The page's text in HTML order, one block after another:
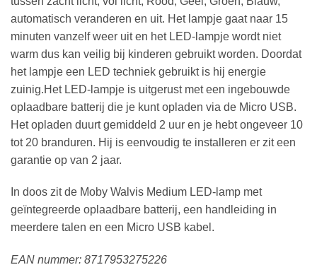
automatisch veranderen en uit. Het lampje gaat naar 15
minuten vanzelf weer uit en het LED-lampje wordt niet
warm dus kan veilig bij kinderen gebruikt worden. Doordat
het lampje een LED techniek gebruikt is hij energie
zuinig.Het LED-lampje is uitgerust met een ingebouwde
oplaadbare batterij die je kunt opladen via de Micro USB.
Het opladen duurt gemiddeld 2 uur en je hebt ongeveer 10
tot 20 branduren. Hij is eenvoudig te installeren er zit een
garantie op van 2 jaar.
In doos zit de Moby Walvis Medium LED-lamp met
geïntegreerde oplaadbare batterij, een handleiding in
meerdere talen en een Micro USB kabel.
EAN nummer: 8717953275226